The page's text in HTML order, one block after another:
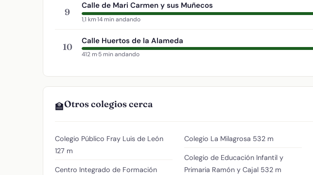
9
Calle de Mari Carmen y sus Muñecos
1,1 km·14 min andando
10
Calle Huertos de la Alameda
412 m·5 min andando
🏫Otros colegios cerca
Colegio Público Fray Luis de León
127 m
Centro Integrado de Formación
Colegio La Milagrosa 532 m
Colegio de Educación Infantil y
Primaria Ramón y Cajal 532 m